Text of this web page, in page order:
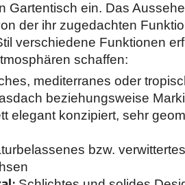
Gartentisch ein. Das
der ihr zugedachten
verschiedene Funktionen
schaffen:
mediterranes oder
beziehungsweise
elegant konzipiert, sehr
bzw.